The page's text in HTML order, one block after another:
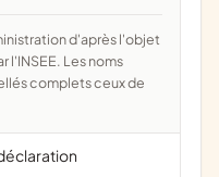
l'INSEE. Les noms
complets ceux de